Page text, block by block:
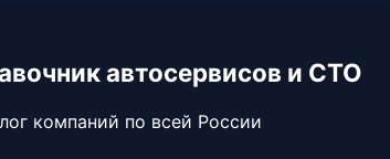
автосервисов и СТО
компаний по всей России